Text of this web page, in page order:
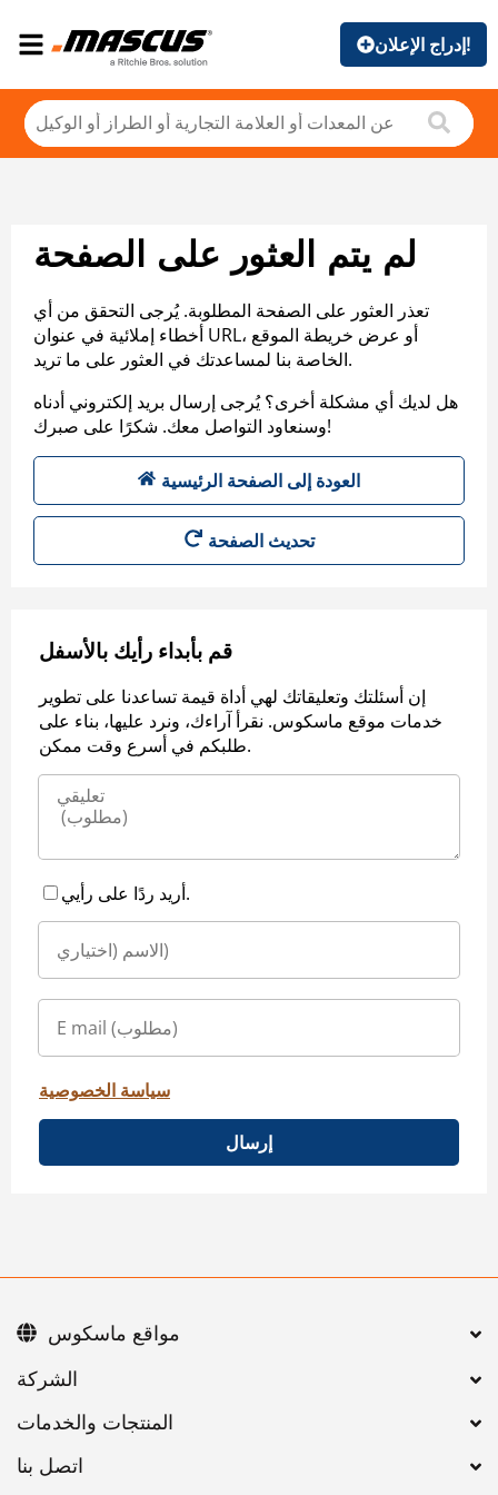
إدراج الإعلان!
لم يتم العثور على الصفحة
تعذر العثور على الصفحة المطلوبة. يُرجى التحقق من أي
أخطاء إملائية في عنوان URL، أو عرض خريطة الموقع
الخاصة بنا لمساعدتك في العثور على ما تريد.
هل لديك أي مشكلة أخرى؟ يُرجى إرسال بريد إلكتروني أدناه
وسنعاود التواصل معك. شكرًا على صبرك!
العودة إلى الصفحة الرئيسية
تحديث الصفحة
قم بأبداء رأيك بالأسفل
إن أسئلتك وتعليقاتك لهي أداة قيمة تساعدنا على تطوير
خدمات موقع ماسكوس. نقرأ آراءك، ونرد عليها، بناء على
طلبكم في أسرع وقت ممكن.
أريد ردًا على رأيي.
سياسة الخصوصية
إرسال
اتصل بنا
مواقع ماسكوس